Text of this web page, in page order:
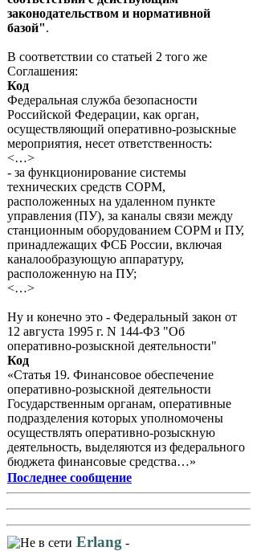
законодательством и нормативной
базой".
В соответствии со статьей 2 того же
Соглашения:
Код
Федеральная служба безопасности
Российской Федерации, как орган,
осуществляющий оперативно-розыскные
мероприятия, несет ответственность:
<…>
- за функционирование системы
технических средств СОРМ,
расположенных на удаленном пункте
управления (ПУ), за каналы связи между
станционным оборудованием СОРМ и ПУ,
принадлежащих ФСБ России, включая
каналообразующую аппаратуру,
расположенную на ПУ;
<…>
Ну и конечно это - Федеральный закон от
12 августа 1995 г. N 144-ФЗ "Об
оперативно-розыскной деятельности"
Код
«Статья 19. Финансовое обеспечение
оперативно-розыскной деятельности
Государственным органам, оперативные
подразделения которых уполномочены
осуществлять оперативно-розыскную
деятельность, выделяются из федерального
бюджета финансовые средства…»
Последнее сообщение
Erlang -